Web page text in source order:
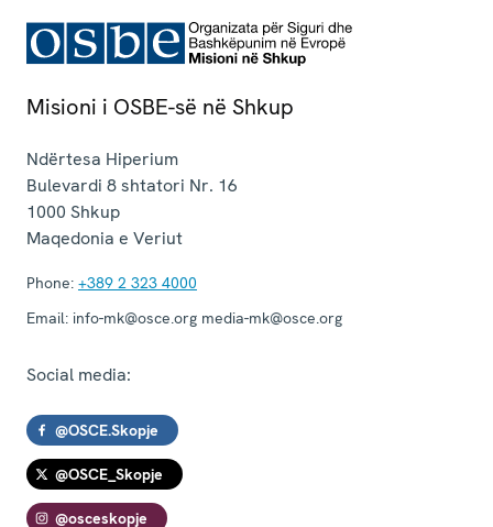
Misioni i OSBE-së në Shkup
Ndërtesa Hiperium
Bulevardi 8 shtatori Nr. 16
1000 Shkup
Maqedonia e Veriut
Phone: +389 2 323 4000
Email: info-mk@osce.org media-mk@osce.org
Social media:
@OSCE.Skopje
@OSCE_Skopje
@osceskopje